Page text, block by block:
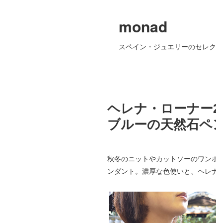
monad
スペイン・ジュエリーのセレ
ヘレナ・ローナ
ブルーの天然石ペ
秋冬のニットやカットソーのワン
ンダント。濃厚な色使いと、ヘレ